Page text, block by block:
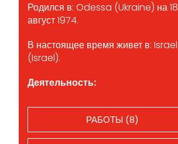
Родился в: Odessa (Ukraine) на 18
август 1974.
В настоящее время живет в: Israel
(Israel).
Деятельность:
РАБОТЫ (8)